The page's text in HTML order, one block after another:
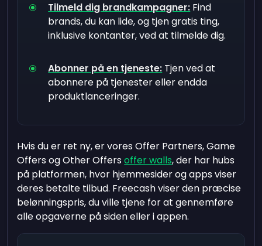
Tilmeld dig brandkampagner: Find
brands, du kan lide, og tjen gratis ting,
inklusive kontanter, ved at tilmelde dig.
Abonner på en tjeneste: Tjen ved at
abonnere på tjenester eller endda
produktlanceringer.
Hvis du er ret ny, er vores Offer Partners, Game
Offers og Other Offersoffer walls, der har hubs
på platformen, hvor hjemmesider og apps viser
deres betalte tilbud. Freecash viser den præcise
belønningspris, du ville tjene for at gennemføre
alle opgaverne på siden eller i appen.